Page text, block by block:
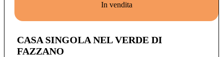
In vendita
CASA SINGOLA NEL VERDE DI
FAZZANO